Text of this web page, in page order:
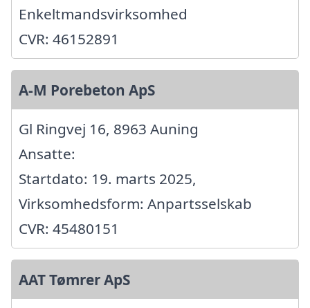
Enkeltmandsvirksomhed
CVR: 46152891
A-M Porebeton ApS
Gl Ringvej 16, 8963 Auning
Ansatte:
Startdato: 19. marts 2025,
Virksomhedsform: Anpartsselskab
CVR: 45480151
AAT Tømrer ApS